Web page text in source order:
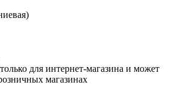
для интернет-магазина и может
магазинах